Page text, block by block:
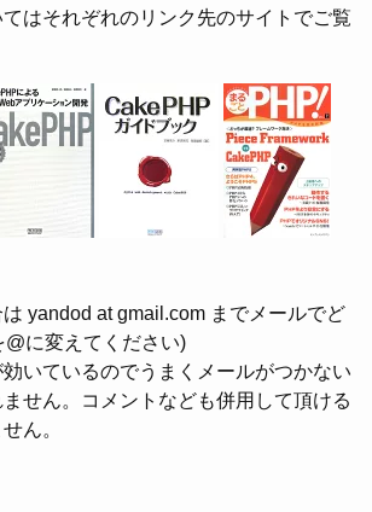
はそれぞれのリンク先のサイトでご覧
yandod at gmail.com までメールでど
@に変えてください)
いているのでうまくメールがつかない
せん。コメントなども併用して頂ける
ん。